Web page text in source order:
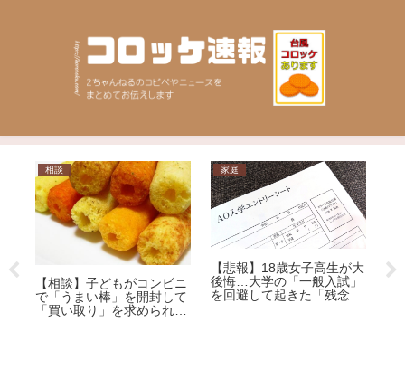
相談
【相談】子どもがコンビニ
で「うまい棒」を開封して
「買い取り」を求められま
家庭
【悲報】18歳女子高生が大
後悔…大学の「一般入試」
を回避して起きた「残念す
【